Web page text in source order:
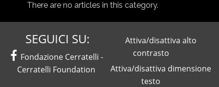
There are no articles in this category.
Attiva/disattiva alto
contrasto
Attiva/disattiva dimensione
testo
SEGUICI SU:
Facebook
Fondazione Cerratelli -
Cerratelli Foundation